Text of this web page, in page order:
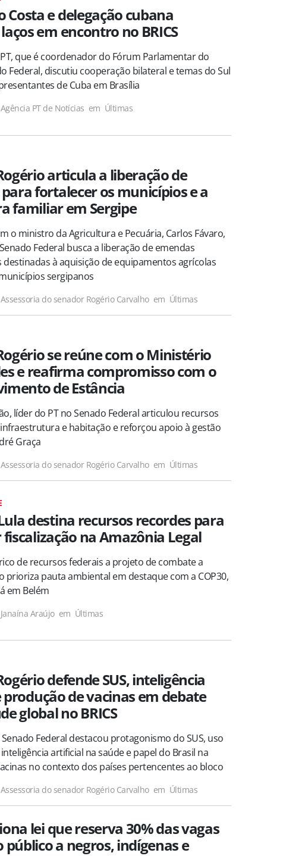
Costa e delegação cubana
em encontro no BRICS
que é coordenador do Fórum Parlamentar do
Federal, discutiu cooperação bilateral e temas do Sul
de Cuba em Brasília
Agência PT de Notícias em Últimas
articula a liberação de
fortalecer os municípios e a
familiar em Sergipe
o ministro da Agricultura e Pecuária, Carlos Fávaro,
Federal busca a liberação de emendas
à aquisição de equipamentos agrícolas
sergipanos
Assessoria do senador Rogério Carvalho em Últimas
se reúne com o Ministério
e reafirma compromisso com o
de Estância
líder do PT no Senado Federal articulou recursos
e habitação e reforçou apoio à gestão
Graça
Assessoria do senador Rogério Carvalho em Últimas
destina recursos recordes para
na Amazônia Legal
de recursos federais a projeto de combate a
prioriza pauta ambiental em destaque com a COP30,
em Belém
Janaína Araújo em Últimas
defende SUS, inteligência
de vacinas em debate
global no BRICS
Federal destacou protagonismo do SUS, uso
artificial na saúde e papel do Brasil na
no contexto dos países pertencentes ao bloco
Assessoria do senador Rogério Carvalho em Últimas
lei que reserva 30% das vagas
público a negros, indígenas e